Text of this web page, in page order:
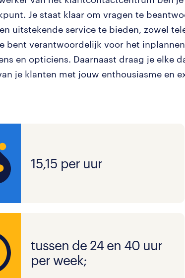
Je staat klaar om vragen te
uitstekende service te bieden, zowel
bent verantwoordelijk voor het
en opticiens. Daarnaast draag je elke
je klanten met jouw enthousiasme en
15,15 per uur
tussen de 24 en 40 uur
per week;